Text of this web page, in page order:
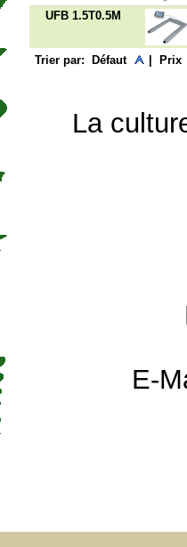
UFB 1.5T0.5M
Trier par: Défaut Prix
La
E-